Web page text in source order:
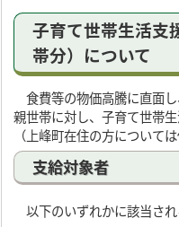
子育て世帯生活支
帯分）について
食費等の物価高騰に直面
親世帯に対し、子育て世帯
（上峰町在住の方について
支給対象者
以下のいずれかに該当さ